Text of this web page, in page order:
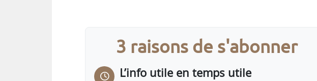
Pour les élections municipales 2026, neuf candidats
3 raisons de s'abonner
L’info utile en temps utile